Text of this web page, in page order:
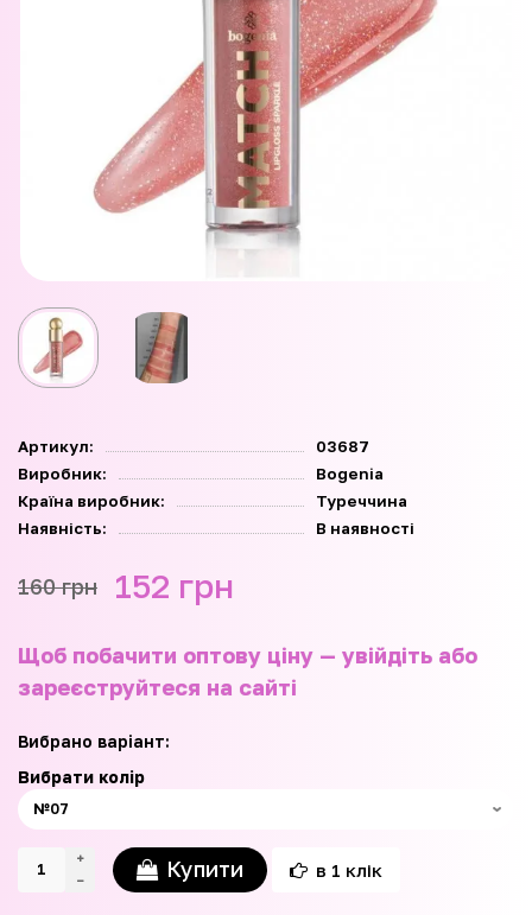
Артикул:
03687
Виробник:
Bogenia
Країна виробник:
Туреччина
Наявність:
В наявності
160 грн 152 грн
Щоб побачити оптову ціну — увійдіть або
зареєструйтеся на сайті
Вибрано варіант:
Вибрати колір
Купити в 1 клік